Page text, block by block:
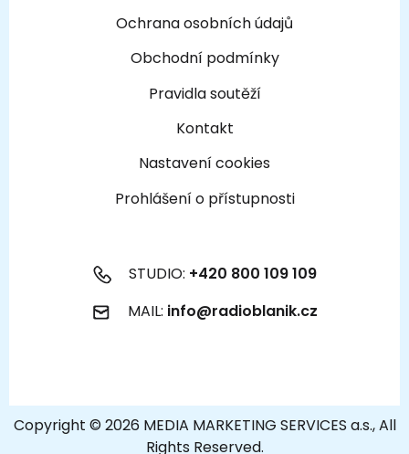
Ochrana osobních údajů
Obchodní podmínky
Pravidla soutěží
Kontakt
Nastavení cookies
Prohlášení o přístupnosti
STUDIO: +420 800 109 109
MAIL: info@radioblanik.cz
Copyright © 2026 MEDIA MARKETING SERVICES a.s., All
Rights Reserved.